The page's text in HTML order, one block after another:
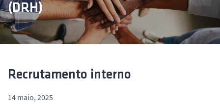
p
a
a
(DRH)
Recrutamento interno
14 maio, 2025